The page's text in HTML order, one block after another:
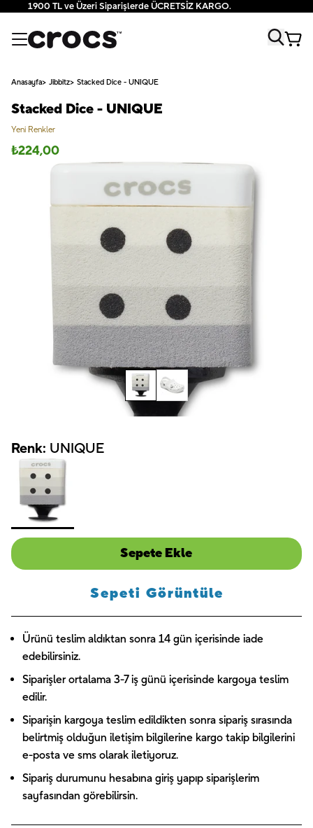
1900 TL ve Üzeri Siparişlerde ÜCRETSİZ KARGO.
Anasayfa Jibbitz Stacked Dice - UNIQUE
Stacked Dice - UNIQUE
Yeni Renkler
₺224,00
Renk: UNIQUE
Sepete Ekle
Sepeti Görüntüle
Ürünü teslim aldıktan sonra 14 gün içerisinde iade
edebilirsiniz.
Siparişler ortalama 3-7 iş günü içerisinde kargoya teslim
edilir.
Siparişin kargoya teslim edildikten sonra sipariş sırasında
belirtmiş olduğun iletişim bilgilerine kargo takip bilgilerini
e-posta ve sms olarak iletiyoruz.
Sipariş durumunu hesabına giriş yapıp siparişlerim
sayfasından görebilirsin.